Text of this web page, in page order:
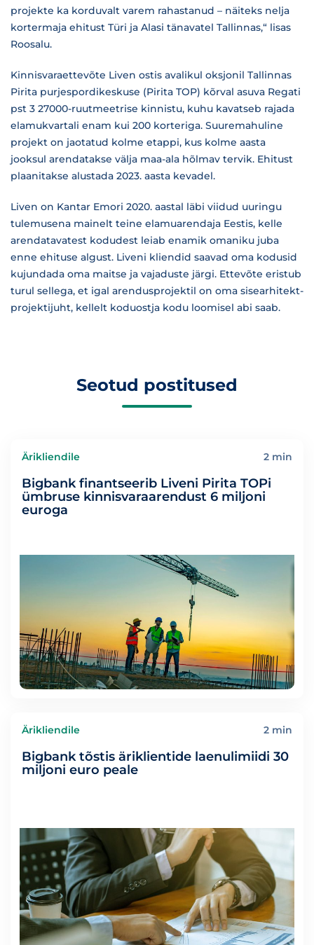
projekte ka korduvalt varem rahastanud – näiteks nelja
kortermaja ehitust Türi ja Alasi tänavatel Tallinnas,“ lisas
Roosalu.
Kinnisvaraettevõte Liven ostis avalikul oksjonil Tallinnas
Pirita purjespordikeskuse (Pirita TOP) kõrval asuva Regati
pst 3 27000-ruutmeetrise kinnistu, kuhu kavatseb rajada
elamukvartali enam kui 200 korteriga. Suuremahuline
projekt on jaotatud kolme etappi, kus kolme aasta
jooksul arendatakse välja maa-ala hõlmav tervik. Ehitust
plaanitakse alustada 2023. aasta kevadel.
Liven on Kantar Emori 2020. aastal läbi viidud uuringu
tulemusena mainelt teine elamuarendaja Eestis, kelle
arendatavatest kodudest leiab enamik omaniku juba
enne ehituse algust. Liveni kliendid saavad oma kodusid
kujundada oma maitse ja vajaduste järgi. Ettevõte eristub
turul sellega, et igal arendusprojektil on oma sisearhitekt-
projektijuht, kellelt koduostja kodu loomisel abi saab.
Seotud postitused
Ärikliendile 2 min
Bigbank finantseerib Liveni Pirita TOPi
ümbruse kinnisvaraarendust 6 miljoni
euroga
Ärikliendile 2 min
Bigbank tõstis äriklientide laenulimiidi 30
miljoni euro peale